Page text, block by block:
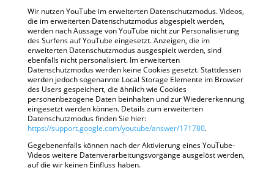
Wir nutzen YouTube im erweiterten Datenschutzmodus. Videos,
die im erweiterten Datenschutzmodus abgespielt werden,
werden nach Aussage von YouTube nicht zur Personalisierung
des Surfens auf YouTube eingesetzt. Anzeigen, die im
erweiterten Datenschutzmodus ausgespielt werden, sind
ebenfalls nicht personalisiert. Im erweiterten
Datenschutzmodus werden keine Cookies gesetzt. Stattdessen
werden jedoch sogenannte Local Storage Elemente im Browser
des Users gespeichert, die ähnlich wie Cookies
personenbezogene Daten beinhalten und zur Wiedererkennung
eingesetzt werden können. Details zum erweiterten
Datenschutzmodus finden Sie hier:
https://support.google.com/youtube/answer/171780.
Gegebenenfalls können nach der Aktivierung eines YouTube-
Videos weitere Datenverarbeitungsvorgänge ausgelöst werden,
auf die wir keinen Einfluss haben.